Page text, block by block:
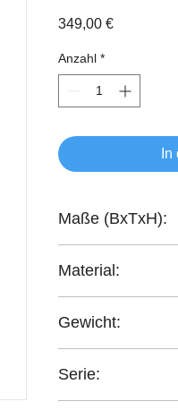
349,00 €Preis
Anzahl *
Maße (BxTxH):
Material:
Gewicht:
Serie: